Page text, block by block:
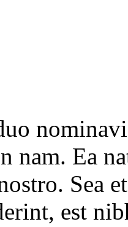
nam. Ea
Sea
est